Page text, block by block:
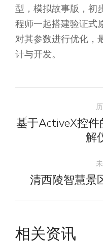
型，模拟故事版，初
程师一起搭建验证式
对其参数进行优化，
计与开发。
章
航
基于ActiveX控
解
清西陵智慧景
相关资讯